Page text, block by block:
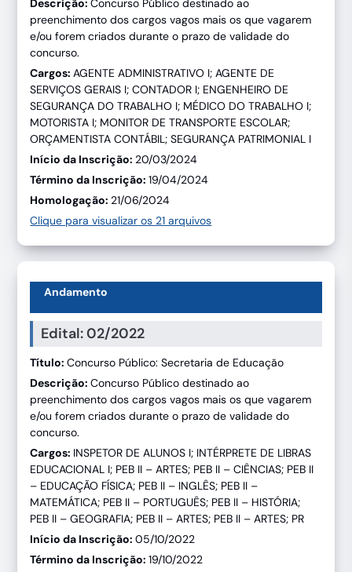
Descrição:Concurso Público destinado ao
preenchimento dos cargos vagos mais os que vagarem
e/ou forem criados durante o prazo de validade do
concurso.
Cargos:AGENTE ADMINISTRATIVO I; AGENTE DE
SERVIÇOS GERAIS I; CONTADOR I; ENGENHEIRO DE
SEGURANÇA DO TRABALHO I; MÉDICO DO TRABALHO I;
MOTORISTA I; MONITOR DE TRANSPORTE ESCOLAR;
ORÇAMENTISTA CONTÁBIL; SEGURANÇA PATRIMONIAL I
Início da Inscrição:20/03/2024
Término da Inscrição:19/04/2024
Homologação:21/06/2024
Clique para visualizar os 21 arquivos
Andamento
Edital: 02/2022
Título:Concurso Público: Secretaria de Educação
Descrição:Concurso Público destinado ao
preenchimento dos cargos vagos mais os que vagarem
e/ou forem criados durante o prazo de validade do
concurso.
Cargos: INSPETOR DE ALUNOS I; INTÉRPRETE DE LIBRAS
EDUCACIONAL I; PEB II – ARTES; PEB II – CIÊNCIAS; PEB II
– EDUCAÇÃO FÍSICA; PEB II – INGLÊS; PEB II –
MATEMÁTICA; PEB II – PORTUGUÊS; PEB II – HISTÓRIA;
PEB II – GEOGRAFIA; PEB II – ARTES; PEB II – ARTES; PR
Início da Inscrição:05/10/2022
Término da Inscrição:19/10/2022